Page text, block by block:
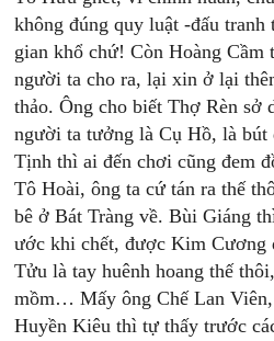
không đúng quy luật -đấu
gian khổ chứ! Còn Hoàng Cầm
người ta cho ra, lại xin ở lại
thảo. Ông cho biết Thợ Rèn
người ta tưởng là Cụ Hồ, là bút
Tịnh thì ai đến chơi cũng đem
Tô Hoài, ông ta cứ tán ra thế
bê ở Bát Tràng về. Bùi Giáng
ước khi chết, được Kim
Tửu là tay huênh hoang thế
mồm… Mấy ông Chế Lan
Huyền Kiêu thì tự thấy trước